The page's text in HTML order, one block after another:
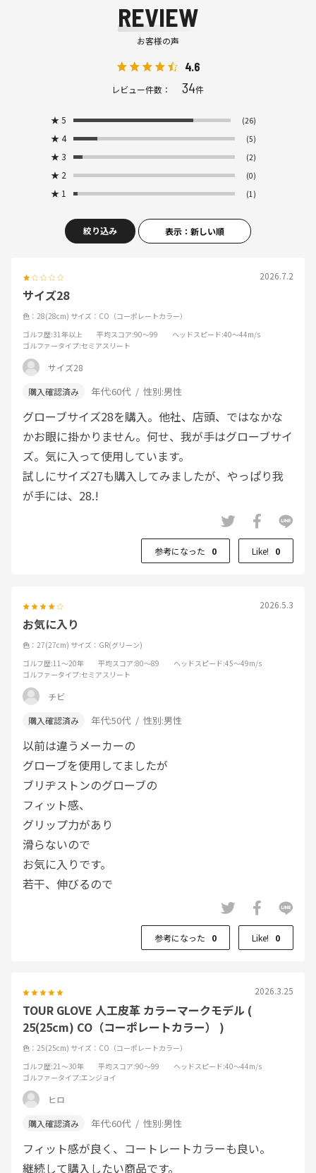
REVIEW
お客様の声
4.6
レビュー件数： 34件
★ 5 (26)
★ 4 (5)
★ 3 (2)
★ 2 (0)
★ 1 (1)
絞り込み 表示：新しい順
2026.7.2
サイズ28
色：28(28cm) サイズ：CO（コーポレートカラー）
ゴルフ歴:31年以上 平均スコア:90～99 ヘッドスピード:40～44m/s
ゴルファータイプ:セミアスリート
サイズ28
年代:60代 性別:男性
グローブサイズ28を購入。他社、店頭、ではなかな
かお眼に掛かりません。何せ、我が手はグローブサイ
ズ。気に入って使用しています。
試しにサイズ27も購入してみましたが、やっぱり我
が手には、28.!
参考になった 0 Like! 0
2026.5.3
お気に入り
色：27(27cm) サイズ：GR(グリーン)
ゴルフ歴:11～20年 平均スコア:80～89 ヘッドスピード:45～49m/s
ゴルファータイプ:セミアスリート
チビ
年代:50代 性別:男性
以前は違うメーカーの
グローブを使用してましたが
ブリヂストンのグローブの
フィット感、
グリップ力があり
滑らないので
お気に入りです。
若干、伸びるので
参考になった 0 Like! 0
2026.3.25
TOUR GLOVE 人工皮革 カラーマークモデル (
25(25cm) CO（コーポレートカラー） )
色：25(25cm) サイズ：CO（コーポレートカラー）
ゴルフ歴:21～30年 平均スコア:90～99 ヘッドスピード:40～44m/s
ゴルファータイプ:エンジョイ
ヒロ
年代:60代 性別:男性
フィット感が良く、コートレートカラーも良い。
継続して購入したい商品です。